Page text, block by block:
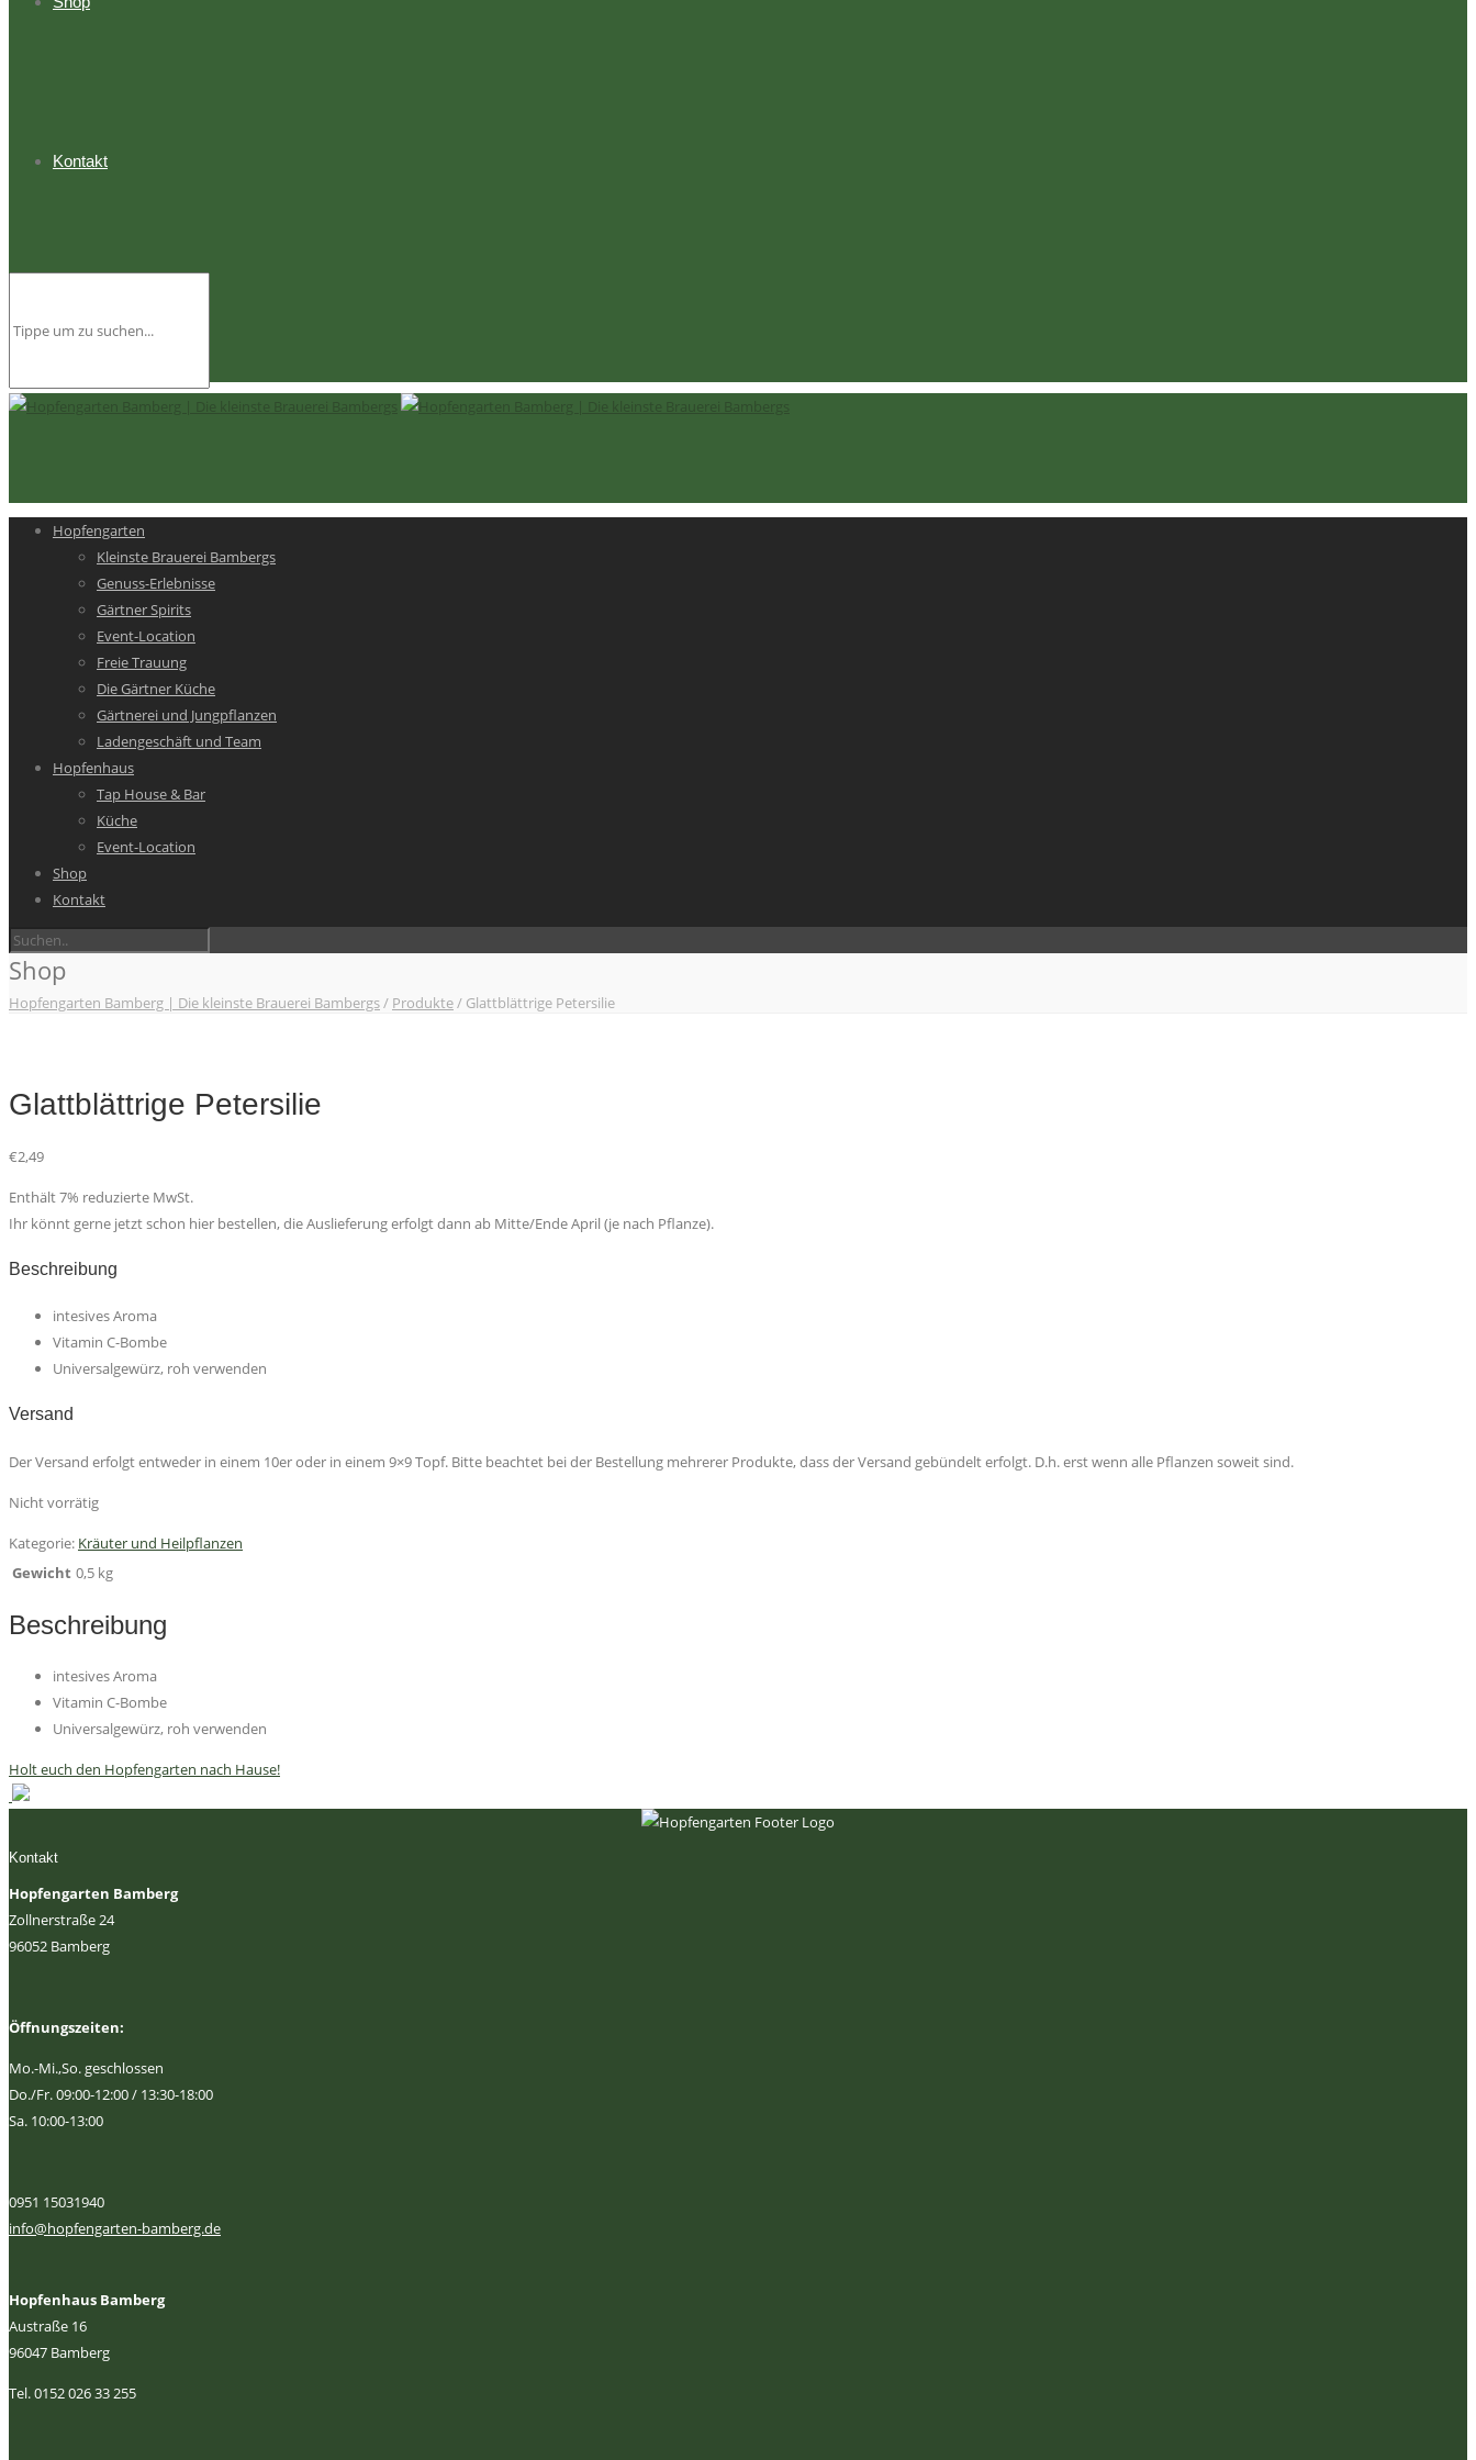
Kontakt
Hopfengarten
Kleinste Brauerei Bambergs
Genuss-Erlebnisse
Gärtner Spirits
Event-Location
Freie Trauung
Die Gärtner Küche
Gärtnerei und Jungpflanzen
Ladengeschäft und Team
Hopfenhaus
Tap House & Bar
Küche
Event-Location
Shop
Kontakt
Shop
Hopfengarten Bamberg | Die kleinste Brauerei Bambergs/ Produkte/ Glattblättrige Petersilie
Glattblättrige Petersilie
€2,49
Enthält 7% reduzierte MwSt.
Ihr könnt gerne jetzt schon hier bestellen, die Auslieferung erfolgt dann ab Mitte/Ende April (je nach Pflanze).
Beschreibung
intesives Aroma
Vitamin C-Bombe
Universalgewürz, roh verwenden
Versand
Der Versand erfolgt entweder in einem 10er oder in einem 9×9 Topf. Bitte beachtet bei der Bestellung mehrerer Produkte, dass der Versand gebündelt erfolgt. D.h. erst wenn alle Pflanzen soweit sind.
Nicht vorrätig
Kategorie: Kräuter und Heilpflanzen
Gewicht 0,5 kg
Beschreibung
intesives Aroma
Vitamin C-Bombe
Universalgewürz, roh verwenden
Holt euch den Hopfengarten nach Hause!
Kontakt
Hopfengarten Bamberg
Zollnerstraße 24
96052 Bamberg
Öffnungszeiten:
Mo.-Mi.,So. geschlossen
Do./Fr. 09:00-12:00 / 13:30-18:00
Sa. 10:00-13:00
0951 15031940
info@hopfengarten-bamberg.de
Hopfenhaus Bamberg
Austraße 16
96047 Bamberg
Tel. 0152 026 33 255